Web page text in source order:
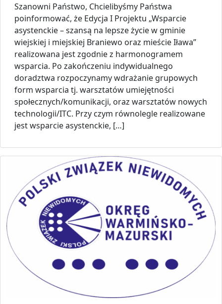
Szanowni Państwo, Chcielibyśmy Państwa
poinformować, że Edycja I Projektu „Wsparcie
asystenckie – szansą na lepsze życie w gminie
wiejskiej i miejskiej Braniewo oraz mieście Iława”
realizowana jest zgodnie z harmonogramem
wsparcia. Po zakończeniu indywidualnego
doradztwa rozpoczynamy wdrażanie grupowych
form wsparcia tj. warsztatów umiejętności
społecznych/komunikacji, oraz warsztatów nowych
technologii/ITC. Przy czym równolegle realizowane
jest wsparcie asystenckie, […]